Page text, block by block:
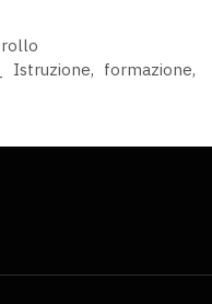
Istruzione, formazione,